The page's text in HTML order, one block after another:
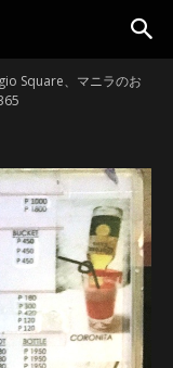
Square、マニラのお